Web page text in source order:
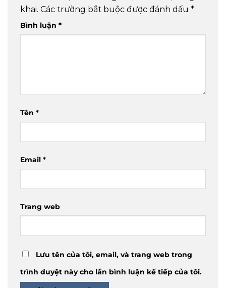
khai. Các trường bắt buộc được đánh dấu *
Bình luận *
Tên *
Email *
Trang web
Lưu tên của tôi, email, và trang web trong
trình duyệt này cho lần bình luận kế tiếp của tôi.